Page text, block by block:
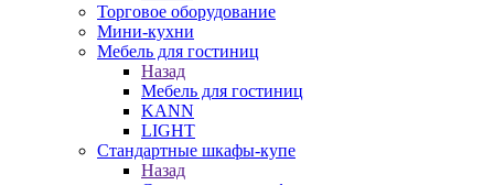
Торговое оборудование
Мини-кухни
Мебель для гостиниц
Назад
Мебель для гостиниц
KANN
LIGHT
Стандартные шкафы-купе
Назад